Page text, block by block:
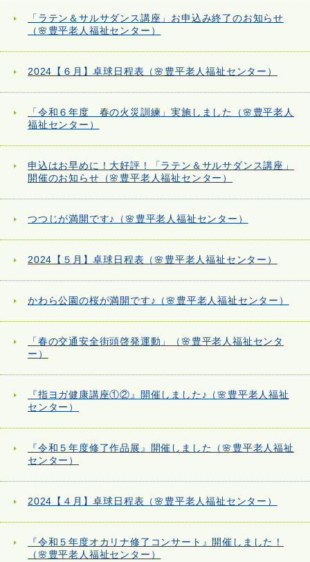
「ラテン＆サルサダンス講座」お申込み終了のお知らせ
（🌸豊平老人福祉センター）
2024【６月】卓球日程表（🌸豊平老人福祉センター）
「令和６年度 春の火災訓練」実施しました（🌸豊平老人
福祉センター）
申込はお早めに！大好評！「ラテン＆サルサダンス講座」
開催のお知らせ（🌸豊平老人福祉センター）
つつじが満開です♪（🌸豊平老人福祉センター）
2024【５月】卓球日程表（🌸豊平老人福祉センター）
かわら公園の桜が満開です♪（🌸豊平老人福祉センター）
「春の交通安全街頭啓発運動」（🌸豊平老人福祉センタ
ー）
『指ヨガ健康講座①②』開催しました♪（🌸豊平老人福祉
センター）
『令和５年度修了作品展』開催しました（🌸豊平老人福祉
センター）
2024【４月】卓球日程表（🌸豊平老人福祉センター）
『令和５年度オカリナ修了コンサート』開催しました！
（🌸豊平老人福祉センター）